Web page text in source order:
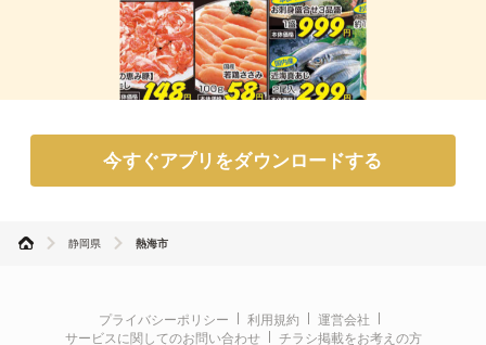
今すぐアプリをダウンロードする
静岡県 熱海市
プライバシーポリシー 利用規約
運営会社
サービスに関してのお問い合わせ
チラシ掲載をお考えの方